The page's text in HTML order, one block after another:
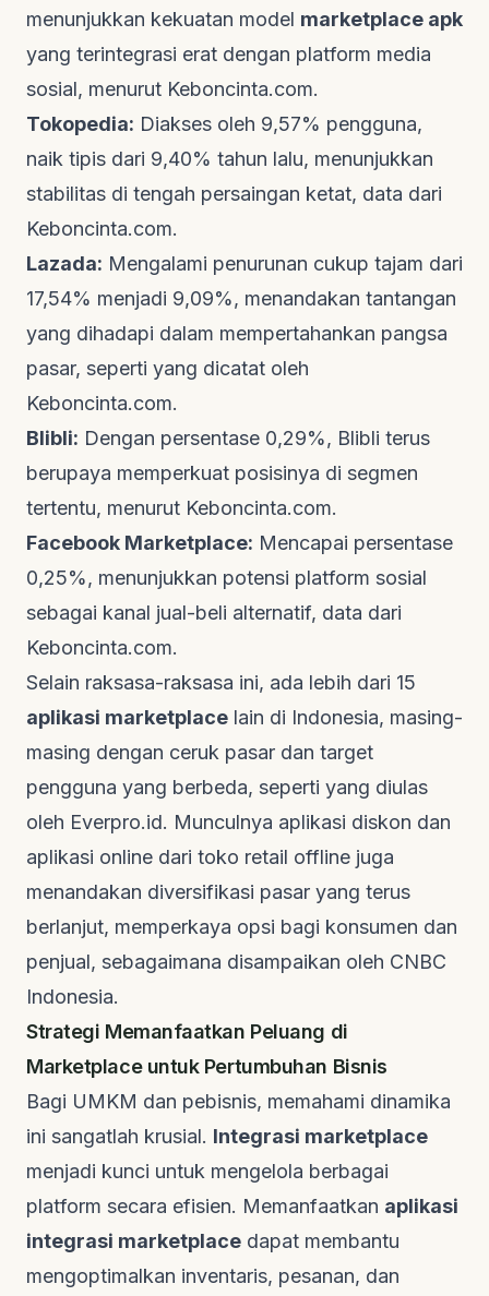
menunjukkan kekuatan model marketplace apk
yang terintegrasi erat dengan platform media
sosial, menurut Keboncinta.com.
Tokopedia: Diakses oleh 9,57% pengguna,
naik tipis dari 9,40% tahun lalu, menunjukkan
stabilitas di tengah persaingan ketat, data dari
Keboncinta.com.
Lazada: Mengalami penurunan cukup tajam dari
17,54% menjadi 9,09%, menandakan tantangan
yang dihadapi dalam mempertahankan pangsa
pasar, seperti yang dicatat oleh
Keboncinta.com.
Blibli: Dengan persentase 0,29%, Blibli terus
berupaya memperkuat posisinya di segmen
tertentu, menurut Keboncinta.com.
Facebook Marketplace: Mencapai persentase
0,25%, menunjukkan potensi platform sosial
sebagai kanal jual-beli alternatif, data dari
Keboncinta.com.
Selain raksasa-raksasa ini, ada lebih dari 15
aplikasi marketplace lain di Indonesia, masing-
masing dengan ceruk pasar dan target
pengguna yang berbeda, seperti yang diulas
oleh Everpro.id. Munculnya aplikasi diskon dan
aplikasi online dari toko retail offline juga
menandakan diversifikasi pasar yang terus
berlanjut, memperkaya opsi bagi konsumen dan
penjual, sebagaimana disampaikan oleh CNBC
Indonesia.
Strategi Memanfaatkan Peluang di
Marketplace untuk Pertumbuhan Bisnis
Bagi UMKM dan pebisnis, memahami dinamika
ini sangatlah krusial. Integrasi marketplace
menjadi kunci untuk mengelola berbagai
platform secara efisien. Memanfaatkan aplikasi
integrasi marketplace dapat membantu
mengoptimalkan inventaris, pesanan, dan